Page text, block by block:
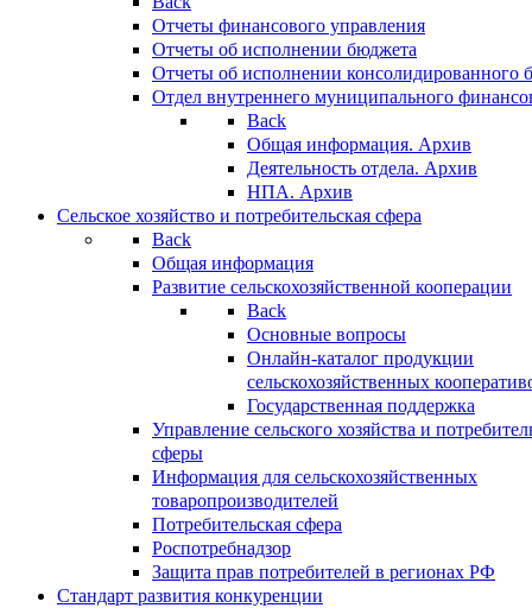
Отчеты финансового управления
Отчеты об исполнении бюджета
Отчеты об исполнении консолидированного
Отдел внутреннего муниципального
Back
Общая информация. Архив
Деятельность отдела. Архив
НПА. Архив
Сельское хозяйство и потребительская сфера
Back
Общая информация
Развитие сельскохозяйственной кооперации
Back
Основные вопросы
Онлайн-каталог продукции
сельскохозяйственных
Государственная поддержка
Управление сельского хозяйства и
сферы
Информация для сельскохозяйственных
товаропроизводителей
Потребительская сфера
Роспотребнадзор
Защита прав потребителей в регионах РФ
Стандарт развития конкуренции